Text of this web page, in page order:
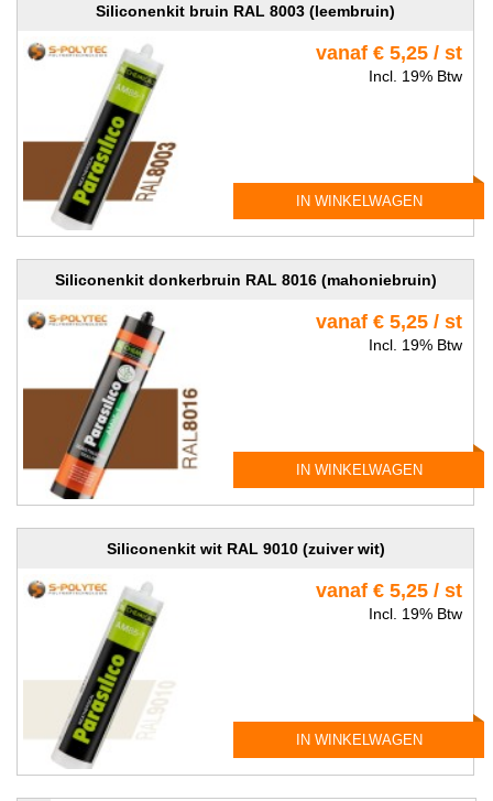
Siliconenkit bruin RAL 8003 (leembruin)
vanaf € 5,25 / st
Incl. 19% Btw
IN WINKELWAGEN
Siliconenkit donkerbruin RAL 8016 (mahoniebruin)
vanaf € 5,25 / st
Incl. 19% Btw
IN WINKELWAGEN
Siliconenkit wit RAL 9010 (zuiver wit)
vanaf € 5,25 / st
Incl. 19% Btw
IN WINKELWAGEN